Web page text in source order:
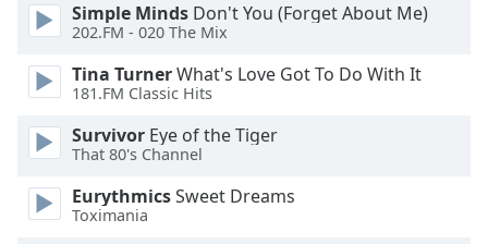
window.
Escape
cancel
and
close
Simple Minds Don't You (Forget About Me)
202.FM - 020 The Mix
Tina TurnerWhat's Love Got To Do With It
181.FM Classic Hits
Survivor Eye of the Tiger
That 80's Channel
EurythmicsSweet Dreams
Toximania